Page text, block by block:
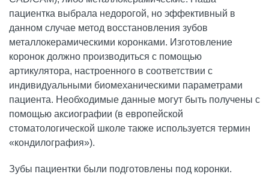
пациентка выбрала недорогой, но эффективный в
данном случае метод восстановления зубов
металлокерамическими коронками. Изготовление
коронок должно производиться с помощью
артикулятора, настроенного в соответствии с
индивидуальными биомеханическими параметрами
пациента. Необходимые данные могут быть получены с
помощью аксиографии (в европейской
стоматологической школе также используется термин
«кондилография»).
Зубы пациентки были подготовлены под коронки.